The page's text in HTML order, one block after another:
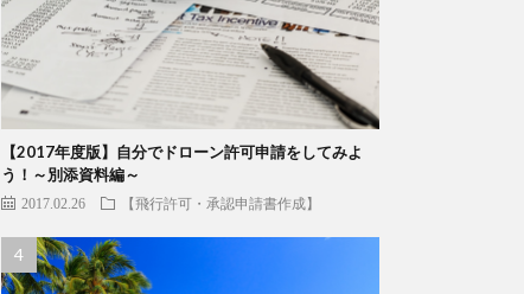
【2017年度版】自分でドローン許可申請をしてみよ
う！～別添資料編～
2017.02.26 【飛行許可・承認申請書作成】